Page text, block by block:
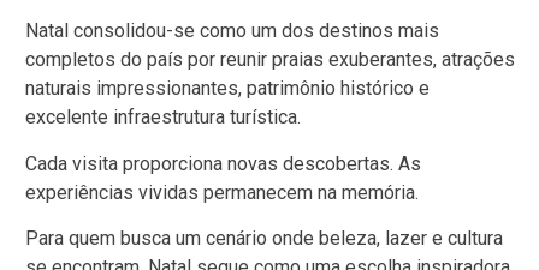
Natal consolidou-se como um dos destinos mais
completos do país por reunir praias exuberantes, atrações
naturais impressionantes, patrimônio histórico e
excelente infraestrutura turística.
Cada visita proporciona novas descobertas. As
experiências vividas permanecem na memória.
Para quem busca um cenário onde beleza, lazer e cultura